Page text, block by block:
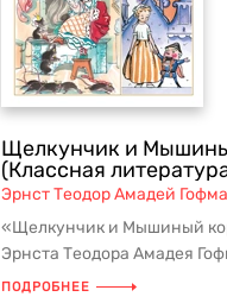
Щелкунчик и
(Классная
Эрнст Теодор Амадей
«Щелкунчик и Мышиный
Эрнста Теодора Амадея
признанной серии детской
ПОДРОБНЕЕ